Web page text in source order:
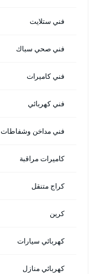
فني ستلايت
فني صحي سباك
فني كاميرات
فني كهربائي
فني مداخن وشفاطات
كاميرات مراقبة
كراج متنقل
كرين
كهربائي سيارات
كهربائي منازل